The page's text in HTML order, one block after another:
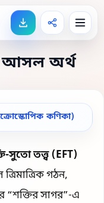
আসল অর্থ
কণিকা)
সুতো তত্ত্ব (EFT)
গঠন,
“শক্তির সাগর”-এ